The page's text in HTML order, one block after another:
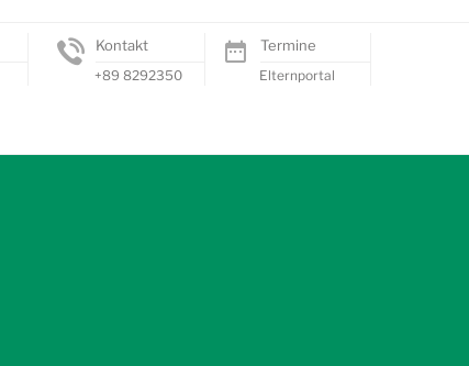
Kontakt
+89 8292350
Termine
Elternportal